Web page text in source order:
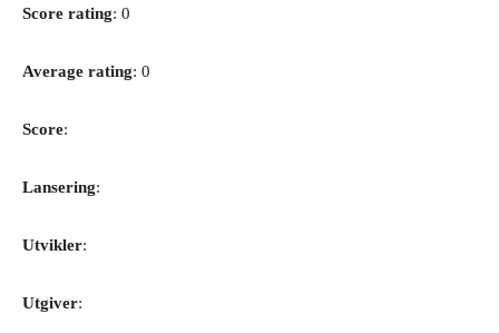
Score rating: 0
Average rating: 0
Score:
Lansering:
Utvikler:
Utgiver: